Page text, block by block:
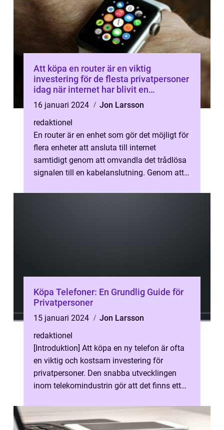
Att köpa en router är en viktig
investering för de flesta privatpersoner
idag när internet har blivit en
integrerad del av vårt dagliga liv
16 januari 2024
Jon Larsson
redaktionel
En router är en enhet som gör det möjligt för
flera enheter att ansluta till internet
samtidigt genom att omvandla det trådlösa
signalen till en kabelanslutning. Genom att
Köpa Telefoner: En Grundlig Guide för
Privatpersoner
15 januari 2024
Jon Larsson
redaktionel
[Introduktion] Att köpa en ny telefon är ofta
en viktig och kostsam investering för
privatpersoner. Den snabba utvecklingen
inom telekomindustrin gör att det finns ett